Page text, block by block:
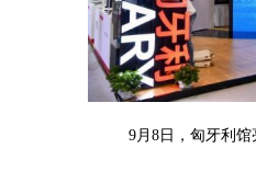
9月8日，匈牙利